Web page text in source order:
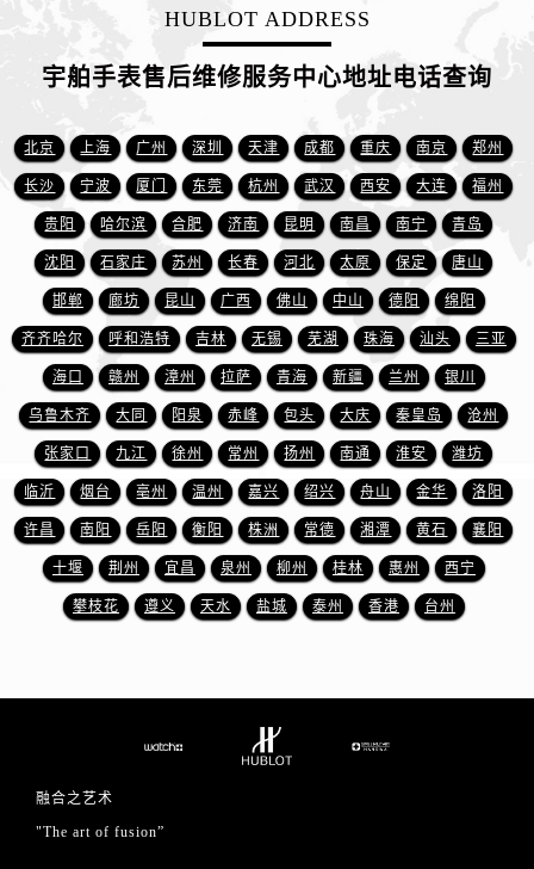
云南省昆明市盘龙区北京路928号同德昆明广场写字楼10层06室宇舶售后服务中心（需提前预约）
陕西省西安市碑林区南关正街88号华侨城长安国际中心E座6楼10室宇舶售后服务中心（需提前预约）
海南省海口市龙华区金贸东路5号海口华润大厦B座17层1707室宇舶售后服务中心（需提前预约）
河北省唐山市路南区新华东道100号万达广场写字楼A座10层1002室宇舶售后服务中心（需提前预约）
台州市椒江区东海大道1800号腾达中心东1幢20楼2002室宇舶售后服务中心（需提前预约）
呼和浩特市玉泉区大学西街70号华润万象城写字楼（鄂尔多斯大厦）23层2326室宇舶售后服务中心（需提前预约）
兰州市七里河区西津西路16号兰州中心写字楼21层2102室宇舶售后服务中心（需提前预约）
重庆市解放碑渝中区民权路28号英利国际金融中心写字楼20层01室宇舶售后服务中心（需提前预约）
节假日正常营业！
HUBLOT ADDRESS
宇舶手表售后维修服务中心地址电话查询
北京 上海 广州 深圳 天津 成都 重庆 南京 郑州
长沙 宁波 厦门 东莞 杭州 武汉 西安 大连 福州
贵阳 哈尔滨 合肥 济南 昆明 南昌 南宁 青岛
沈阳 石家庄 苏州 长春 河北 太原 保定 唐山
邯郸 廊坊 昆山 广西 佛山 中山 德阳 绵阳
齐齐哈尔 呼和浩特 吉林 无锡 芜湖 珠海 汕头 三亚
海口 赣州 漳州 拉萨 青海 新疆 兰州 银川
乌鲁木齐 大同 阳泉 赤峰 包头 大庆 秦皇岛 沧州
张家口 九江 徐州 常州 扬州 南通 淮安 潍坊
临沂 烟台 亳州 温州 嘉兴 绍兴 舟山 金华 洛阳
许昌 南阳 岳阳 衡阳 株洲 常德 湘潭 黄石 襄阳
十堰 荆州 宜昌 泉州 柳州 桂林 惠州 西宁
攀枝花 遵义 天水 盐城 泰州 香港 台州
融合之艺术
"The art of fusion”